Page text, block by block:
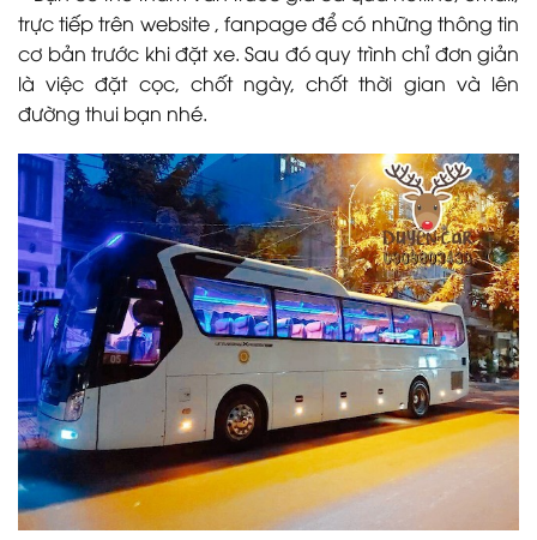
trực tiếp trên website , fanpage để có những thông tin
cơ bản trước khi đặt xe. Sau đó quy trình chỉ đơn giản
là việc đặt cọc, chốt ngày, chốt thời gian và lên
đường thui bạn nhé.